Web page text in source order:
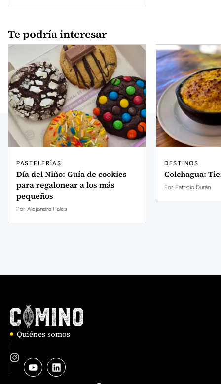
Te podría interesar
PASTELERÍAS
Día del Niño: Guía de cookies
para regalonear a los más
pequeños
Por Alejandra Hales
DESTINOS
Colchagua:
Por Patricio Durán
Quiénes somos